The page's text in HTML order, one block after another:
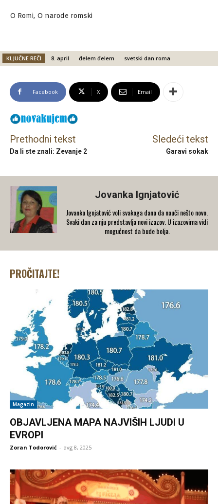
O Romi, O narode romski
KLJUČNE REČI 8. april đelem đelem svetski dan roma
Facebook X Email
Prethodni tekst
Da li ste znali: Zevanje 2
Sledeći tekst
Garavi sokak
Jovanka Ignjatović
Jovanka Ignjatović voli svakoga dana da nauči nešto novo.
Svaki dan za nju predstavlja novi izazov. U izazovima vidi
mogućnost da bude bolja.
PROČITAJTE!
Magazin
OBJAVLJENA MAPA NAJVIŠIH LJUDI U
EVROPI
Zoran Todorović - avg 8, 2025